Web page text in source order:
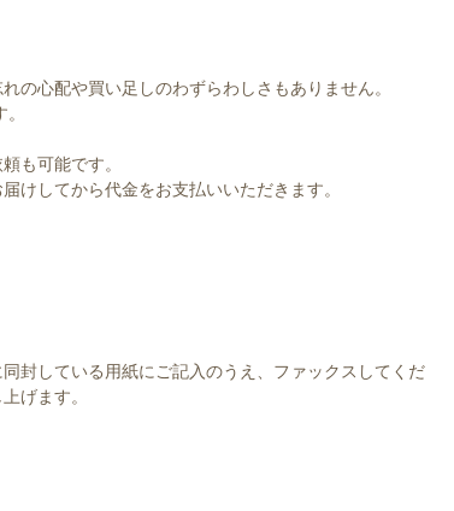
の心配や買い足しのわずらわしさもありません。
も可能です。
けしてから代金をお支払いいただきます。
封している用紙にご記入のうえ、ファックスしてくだ
げます。